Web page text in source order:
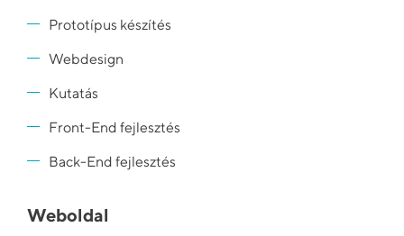
Prototípus készítés
Webdesign
Kutatás
Front-End fejlesztés
Back-End fejlesztés
Weboldal